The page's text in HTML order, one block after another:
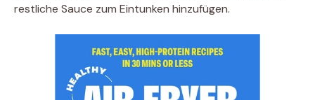
restliche Sauce zum Eintunken hinzufügen.